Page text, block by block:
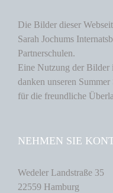
Die Bilder dieser
Sarah Jochums
Partnerschulen.
Eine Nutzung der Bilder
danken unseren
für die freundliche
NEHMEN SIE
Wedeler Landstraße 35
22559 Hamburg